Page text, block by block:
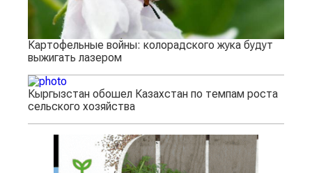
Картофельные войны: колорадского жука будут
выжигать лазером
Кыргызстан обошел Казахстан по темпам роста
сельского хозяйства